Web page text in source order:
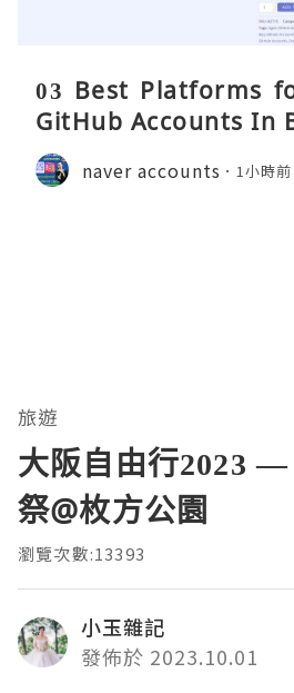
03 Best Platforms
GitHub Accounts In
naver accounts 1小時前
旅遊
大阪自由行2023
祭@枚方公園
瀏覽次數:13393
小玉雜記
發佈於 2023.10.01